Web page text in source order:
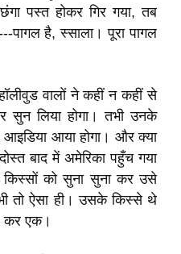
पस्त होकर गिर गया, तब
पागल है, स्साला। पूरा पागल
वालों ने कहीं न कहीं से
सुन लिया होगा। तभी उनके
आइडिया आया होगा। और क्या
बाद में अमेरिका पहुँच गया
को सुना सुना कर उसे
तो ऐसा ही। उसके किस्से थे
कर एक।